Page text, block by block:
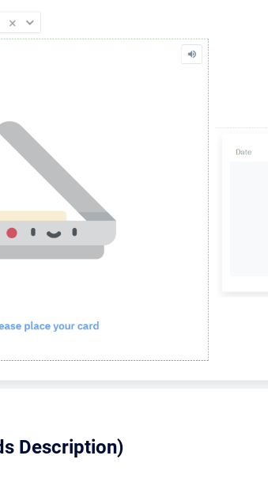
Description)